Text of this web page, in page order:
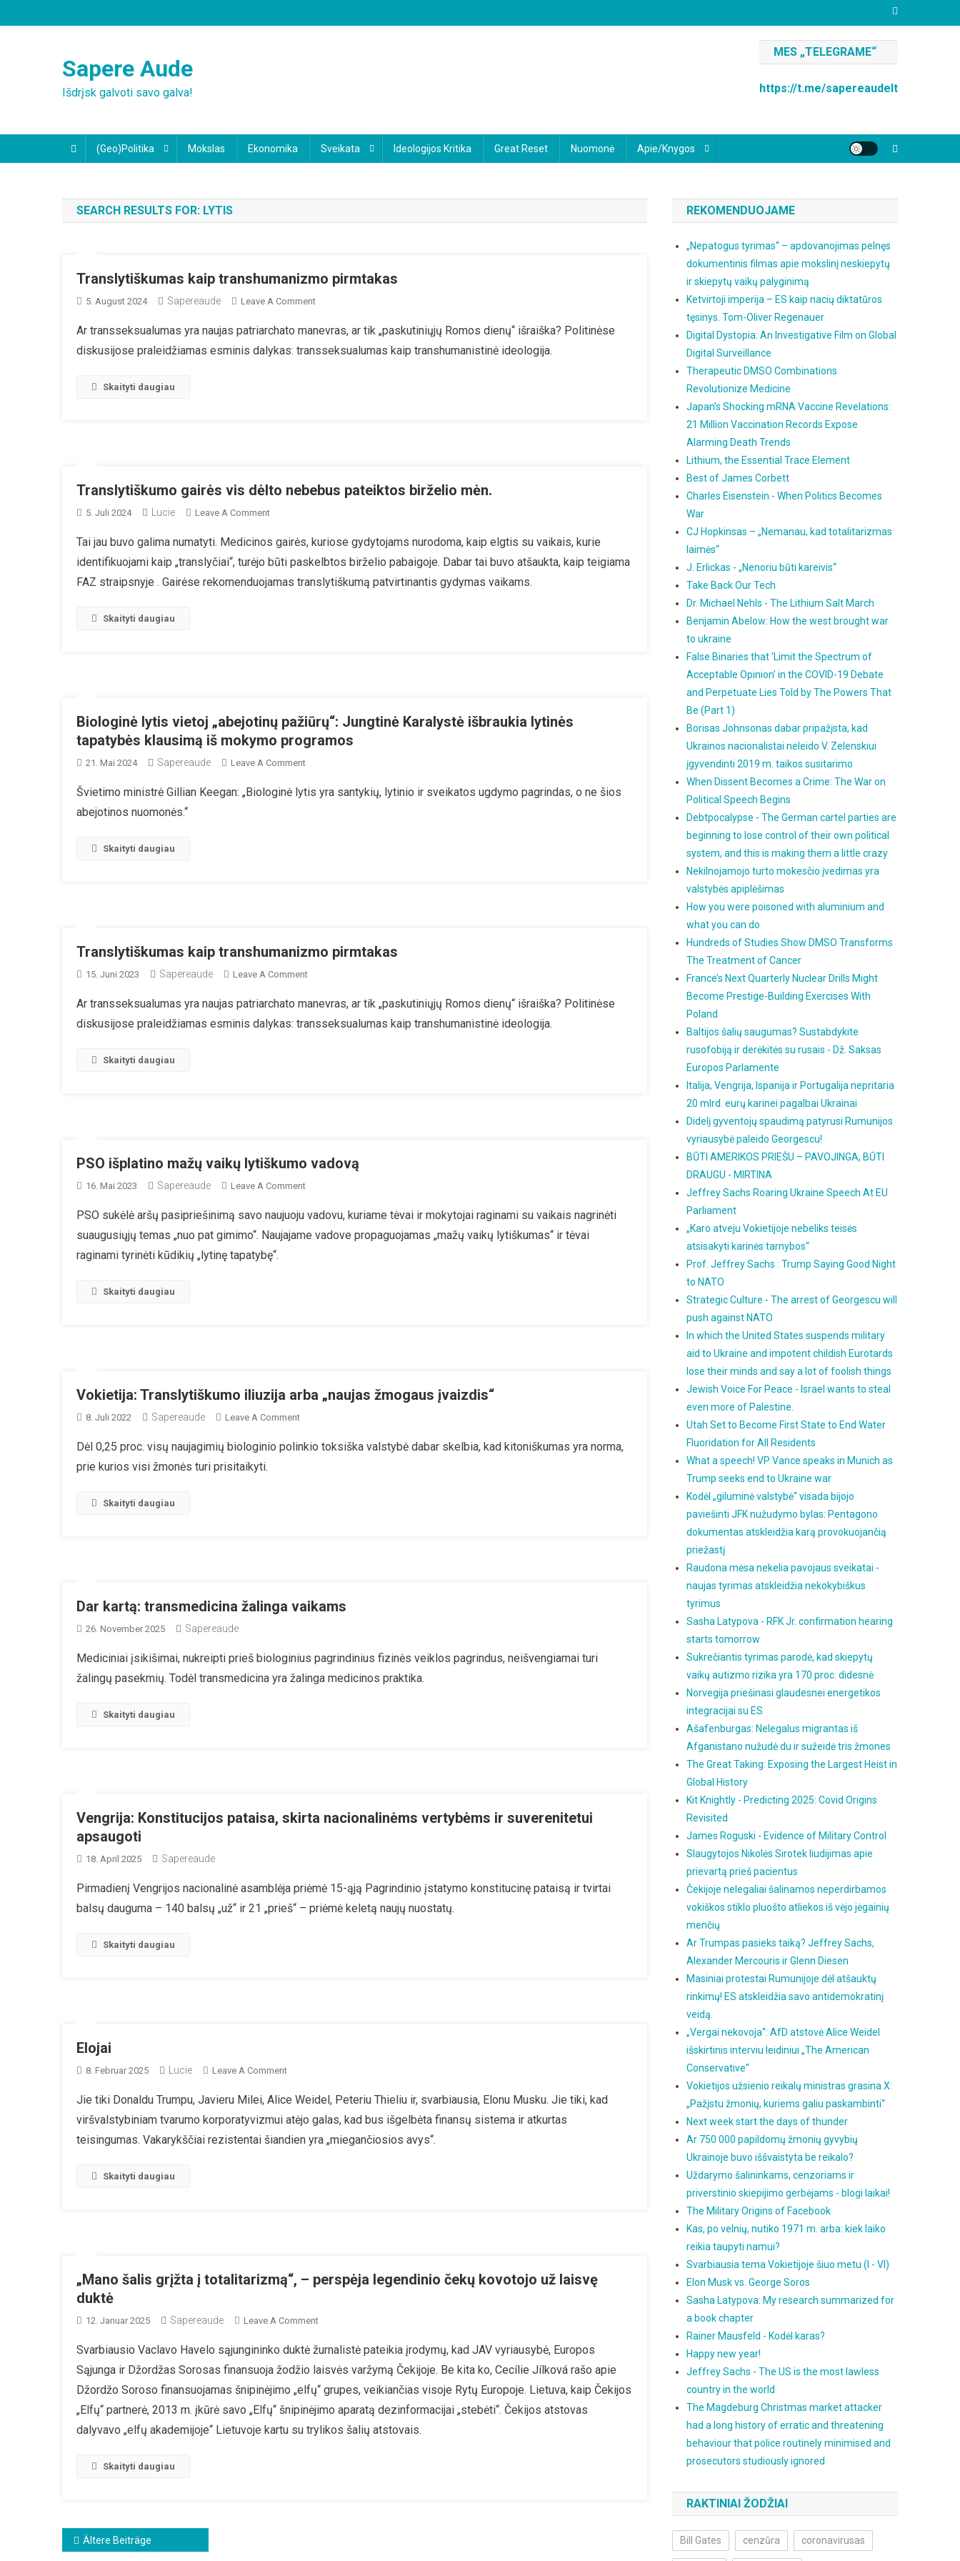
to
Sapere Aude
Išdrįsk galvoti savo galva!
MES „TELEGRAME“
https://t.me/sapereaudelt
(Geo)Politika Mokslas Ekonomika Sveikata Ideologijos Kritika Great Reset Nuomonė Apie/knygos
SEARCH RESULTS FOR: LYTIS
Translytiškumas kaip transhumanizmo pirmtakas
5. August 2024 Sapereaude Leave A CommentOn
Kaip
Transhumanizmo
Ar transseksualumas yra naujas patriarchato manevras, ar tik „paskutiniųjų Romos dienų“ išraiška? Politinėse
diskusijose praleidžiamas esminis dalykas: transseksualumas kaip transhumanistinė ideologija.
Skaityti daugiau
Translytiškumo gairės vis dėlto nebebus pateiktos birželio mėn.
5. Juli 2024 Lucie Leave A CommentOn
Gairės
Vis
Dėlto
Tai jau buvo galima numatyti. Medicinos gairės, kuriose gydytojams nurodoma, kaip elgtis su vaikais, kurie
identifikuojami kaip „translyčiai“, turėjo būti paskelbtos birželio pabaigoje. Dabar tai buvo atšaukta, kaip teigiama
FAZ straipsnyje . Gairėse rekomenduojamas translytiškumą patvirtinantis gydymas vaikams.
Skaityti daugiau
Biologinė lytis vietoj „abejotinų pažiūrų“: Jungtinė Karalystė išbraukia lytinės
tapatybės klausimą iš mokymo programos
21. Mai 2024 Sapereaude Leave A CommentOn
Lytis
Iš
Mokymo
Švietimo ministrė Gillian Keegan: „Biologinė lytis yra santykių, lytinio ir sveikatos ugdymo pagrindas, o ne šios
abejotinos nuomonės.“
Skaityti daugiau
Translytiškumas kaip transhumanizmo pirmtakas
15. Juni 2023 Sapereaude Leave A CommentOn
Kaip
Transhumanizmo
Ar transseksualumas yra naujas patriarchato manevras, ar tik „paskutiniųjų Romos dienų“ išraiška? Politinėse
diskusijose praleidžiamas esminis dalykas: transseksualumas kaip transhumanistinė ideologija.
Skaityti daugiau
PSO išplatino mažų vaikų lytiškumo vadovą
16. Mai 2023 Sapereaude Leave A CommentOn
Išplatino
Mažų
PSO sukėlė aršų pasipriešinimą savo naujuoju vadovu, kuriame tėvai ir mokytojai raginami su vaikais nagrinėti
suaugusiųjų temas „nuo pat gimimo“. Naujajame vadove propaguojamas „mažų vaikų lytiškumas“ ir tėvai
raginami tyrinėti kūdikių „lytinę tapatybę“.
Skaityti daugiau
Vokietija: Translytiškumo iliuzija arba „naujas žmogaus įvaizdis“
8. Juli 2022 Sapereaude Leave A CommentOn
Translytiškumo
Dėl 0,25 proc. visų naujagimių biologinio polinkio toksiška valstybė dabar skelbia, kad kitoniškumas yra norma,
prie kurios visi žmonės turi prisitaikyti.
Skaityti daugiau
Dar kartą: transmedicina žalinga vaikams
26. November 2025 Sapereaude
Mediciniai įsikišimai, nukreipti prieš biologinius pagrindinius fizinės veiklos pagrindus, neišvengiamai turi
žalingų pasekmių. Todėl transmedicina yra žalinga medicinos praktika.
Skaityti daugiau
Vengrija: Konstitucijos pataisa, skirta nacionalinėms vertybėms ir suverenitetui
apsaugoti
18. April 2025 Sapereaude
Pirmadienį Vengrijos nacionalinė asamblėja priėmė 15-ąją Pagrindinio įstatymo konstitucinę pataisą ir tvirtai
balsų dauguma – 140 balsų „už“ ir 21 „prieš“ – priėmė keletą naujų nuostatų.
Skaityti daugiau
Elojai
8. Februar 2025 Lucie Leave A CommentOn
Jie tiki Donaldu Trumpu, Javieru Milei, Alice Weidel, Peteriu Thieliu ir, svarbiausia, Elonu Musku. Jie tiki, kad
viršvalstybiniam tvarumo korporatyvizmui atėjo galas, kad bus išgelbėta finansų sistema ir atkurtas
teisingumas. Vakarykščiai rezistentai šiandien yra „miegančiosios avys“.
Skaityti daugiau
„Mano šalis grįžta į totalitarizmą“, – perspėja legendinio čekų kovotojo už laisvę
duktė
12. Januar 2025 Sapereaude Leave A CommentOn
Šalis
Grįžta
Į
Perspėja
Svarbiausio Vaclavo Havelo sąjungininko duktė žurnalistė pateikia įrodymų, kad JAV vyriausybė, Europos
Sąjunga ir Džordžas Sorosas finansuoja žodžio laisvės varžymą Čekijoje. Be kita ko, Cecílie Jílková rašo apie
Džordžo Soroso finansuojamas šnipinėjimo „elfų“ grupes, veikiančias visoje Rytų Europoje. Lietuva, kaip Čekijos
„Elfų“ partnerė, 2013 m. įkūrė savo „Elfų“ šnipinėjimo aparatą dezinformacijai „stebėti“. Čekijos atstovas
dalyvavo „elfų akademijoje“ Lietuvoje kartu su trylikos šalių atstovais.
Skaityti daugiau
Beitragsnavigation
Ältere Beiträge
REKOMENDUOJAME
„Nepatogus tyrimas“ – apdovanojimas pelnęs
dokumentinis filmas apie mokslinį neskiepytų
ir skiepytų vaikų palyginimą
Ketvirtoji imperija – ES kaip nacių diktatūros
tęsinys. Tom-Oliver Regenauer
Digital Dystopia: An Investigative Film on Global
Digital Surveillance
Therapeutic DMSO Combinations
Revolutionize Medicine
Japan’s Shocking mRNA Vaccine Revelations:
21 Million Vaccination Records Expose
Alarming Death Trends
Lithium, the Essential Trace Element
Best of James Corbett
Charles Eisenstein - When Politics Becomes
War
CJ Hopkinsas – „Nemanau, kad totalitarizmas
laimės“
J. Erlickas - „Nenoriu būti kareivis“
Take Back Our Tech
Dr. Michael Nehls - The Lithium Salt March
Benjamin Abelow: How the west brought war
to ukraine
False Binaries that 'Limit the Spectrum of
Acceptable Opinion' in the COVID-19 Debate
and Perpetuate Lies Told by The Powers That
Be (Part 1)
Borisas Johnsonas dabar pripažįsta, kad
Ukrainos nacionalistai neleido V. Zelenskiui
įgyvendinti 2019 m. taikos susitarimo
When Dissent Becomes a Crime: The War on
Political Speech Begins
Debtpocalypse - The German cartel parties are
beginning to lose control of their own political
system, and this is making them a little crazy
Nekilnojamojo turto mokesčio įvedimas yra
valstybės apiplėšimas
How you were poisoned with aluminium and
what you can do
Hundreds of Studies Show DMSO Transforms
The Treatment of Cancer
France’s Next Quarterly Nuclear Drills Might
Become Prestige-Building Exercises With
Poland
Baltijos šalių saugumas? Sustabdykite
rusofobiją ir derėkitės su rusais - Dž. Saksas
Europos Parlamente
Italija, Vengrija, Ispanija ir Portugalija nepritaria
20 mlrd. eurų karinei pagalbai Ukrainai
Didelį gyventojų spaudimą patyrusi Rumunijos
vyriausybė paleido Georgescu!
BŪTI AMERIKOS PRIEŠU – PAVOJINGA, BŪTI
DRAUGU - MIRTINA
Jeffrey Sachs Roaring Ukraine Speech At EU
Parliament
„Karo atveju Vokietijoje nebeliks teisės
atsisakyti karinės tarnybos“
Prof. Jeffrey Sachs : Trump Saying Good Night
to NATO
Strategic Culture - The arrest of Georgescu will
push against NATO
In which the United States suspends military
aid to Ukraine and impotent childish Eurotards
lose their minds and say a lot of foolish things
Jewish Voice For Peace - Israel wants to steal
even more of Palestine.
Utah Set to Become First State to End Water
Fluoridation for All Residents
What a speech! VP Vance speaks in Munich as
Trump seeks end to Ukraine war
Kodėl „giluminė valstybė“ visada bijojo
paviešinti JFK nužudymo bylas: Pentagono
dokumentas atskleidžia karą provokuojančią
priežastį
Raudona mėsa nekelia pavojaus sveikatai -
naujas tyrimas atskleidžia nekokybiškus
tyrimus
Sasha Latypova - RFK Jr. confirmation hearing
starts tomorrow
Sukrečiantis tyrimas parodė, kad skiepytų
vaikų autizmo rizika yra 170 proc. didesnė
Norvegija priešinasi glaudesnei energetikos
integracijai su ES
Ašafenburgas: Nelegalus migrantas iš
Afganistano nužudė du ir sužeidė tris žmones
The Great Taking: Exposing the Largest Heist in
Global History
Kit Knightly - Predicting 2025: Covid Origins
Revisited
James Roguski - Evidence of Military Control
Slaugytojos Nikolės Sirotek liudijimas apie
prievartą prieš pacientus
Čekijoje nelegaliai šalinamos neperdirbamos
vokiškos stiklo pluošto atliekos iš vėjo jėgainių
menčių
Ar Trumpas pasieks taiką? Jeffrey Sachs,
Alexander Mercouris ir Glenn Diesen
Masiniai protestai Rumunijoje dėl atšauktų
rinkimų! ES atskleidžia savo antidemokratinį
veidą.
„Vergai nekovoja“: AfD atstovė Alice Weidel
išskirtinis interviu leidiniui „The American
Conservative"
Vokietijos užsienio reikalų ministras grasina X:
„Pažįstu žmonių, kuriems galiu paskambinti“
Next week start the days of thunder
Ar 750 000 papildomų žmonių gyvybių
Ukrainoje buvo iššvaistyta be reikalo?
Uždarymo šalininkams, cenzoriams ir
priverstinio skiepijimo gerbėjams - blogi laikai!
The Military Origins of Facebook
Kas, po velnių, nutiko 1971 m. arba: kiek laiko
reikia taupyti namui?
Svarbiausia tema Vokietijoje šiuo metu (I - VI)
Elon Musk vs. George Soros
Sasha Latypova: My research summarized for
a book chapter
Rainer Mausfeld - Kodėl karas?
Happy new year!
Jeffrey Sachs - The US is the most lawless
country in the world
The Magdeburg Christmas market attacker
had a long history of erratic and threatening
behaviour that police routinely minimised and
prosecutors studiously ignored
RAKTINIAI ŽODŽIAI
Bill Gates cenzūra coronavirusas